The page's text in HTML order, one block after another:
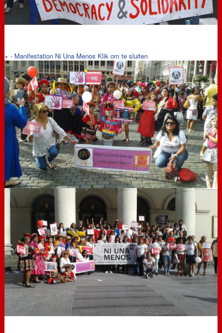
+ - Manifestation Ni Una Menos Klik om te sluiten